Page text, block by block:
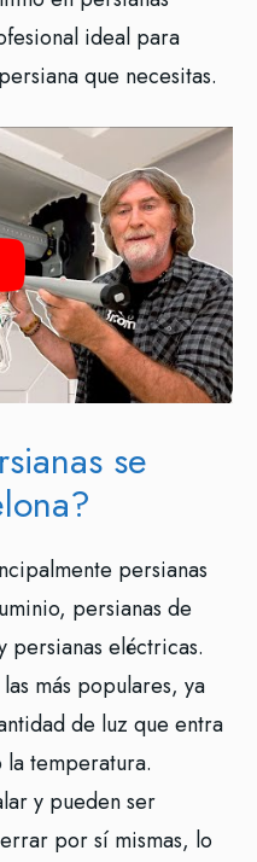
ideal para
que necesitas.
se
persianas
persianas de
persianas eléctricas.
más populares, ya
de luz que entra
temperatura.
y pueden ser
por sí mismas, lo